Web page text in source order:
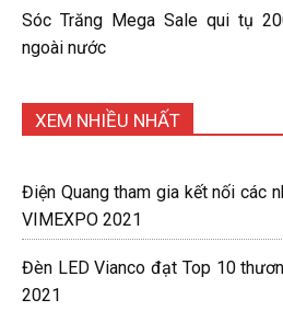
Sóc Trăng Mega Sale qui tụ
ngoài nước
XEM NHIỀU NHẤT
Điện Quang tham gia kết nối các
VIMEXPO 2021
Đèn LED Vianco đạt Top 10
2021